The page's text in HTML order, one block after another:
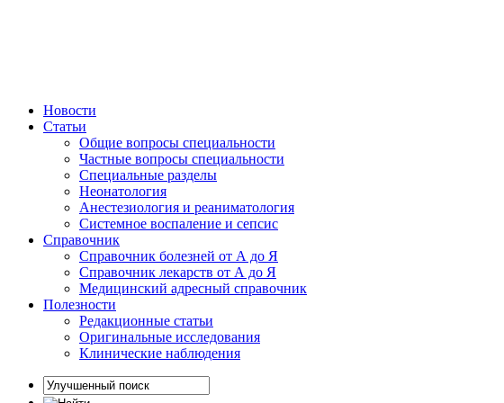
Новости
Статьи
Общие вопросы специальности
Частные вопросы специальности
Специальные разделы
Неонатология
Анестезиология и реаниматология
Системное воспаление и сепсис
Справочник
Справочник болезней от А до Я
Справочник лекарств от А до Я
Медицинский адресный справочник
Полезности
Редакционные статьи
Оригинальные исследования
Клинические наблюдения